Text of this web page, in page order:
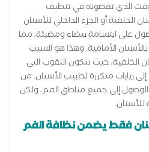
الذي تقضونه في تنظيف
الخلفية أو الجزء الداخلي للأسنان
على ابتسامة بيضاء ومضيئة، مما
الأمامية. وهذا هو السبب
الخلفية، حيث تتكون الثقوب التي
زيارات متكررة لطبيب الأسنان. من
إلى جميع مناطق الفم، ولكن
للأسنان.
فقط يضمن نظافة الفم